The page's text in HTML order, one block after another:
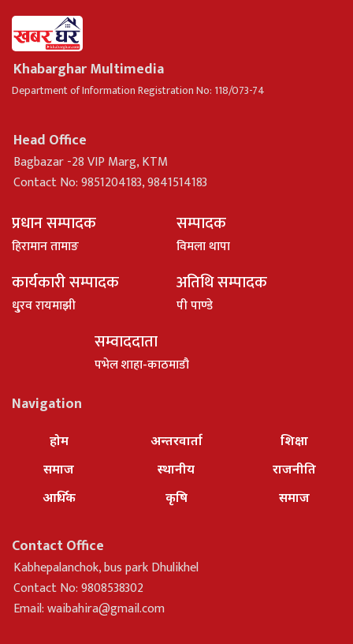
Khabarghar Multimedia
Department of Information Registration No: 118/073-74
Head Office
Bagbazar -28 VIP Marg, KTM
Contact No: 9851204183, 9841514183
प्रधान सम्पादक
हिरामान तामाङ
सम्पादक
विमला थापा
कार्यकारी सम्पादक
धु्रव रायमाझी
अतिथि सम्पादक
पी पाण्डे
सम्वाददाता
पभेल शाहा-काठमाडौ
Navigation
होम
समाज
आर्थिक
अन्तरवार्ता
स्थानीय
कृषि
शिक्षा
राजनीति
समाज
Contact Office
Kabhepalanchok, bus park Dhulikhel
Contact No: 9808538302
Email:waibahira@gmail.com